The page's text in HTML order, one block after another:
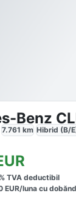
7.761 km Hibrid (B/
% TVA deductibil
EUR/lunacu